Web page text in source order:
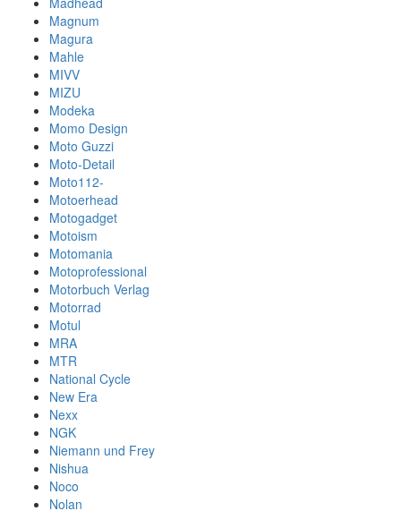
Magnum
Magura
Mahle
MIVV
MIZU
Modeka
Momo Design
Moto Guzzi
Moto-Detail
Moto112-
Motoerhead
Motogadget
Motoism
Motomania
Motoprofessional
Motorbuch Verlag
Motorrad
Motul
MRA
MTR
National Cycle
New Era
Nexx
NGK
Niemann und Frey
Nishua
Noco
Nolan